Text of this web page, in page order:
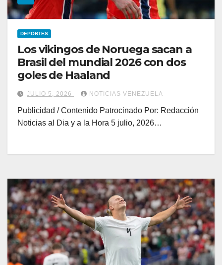
DEPORTES
Los vikingos de Noruega sacan a
Brasil del mundial 2026 con dos
goles de Haaland
JULIO 5, 2026 NOTICIAS VENEZUELA
Publicidad / Contenido Patrocinado Por: Redacción
Noticias al Dia y a la Hora 5 julio, 2026…